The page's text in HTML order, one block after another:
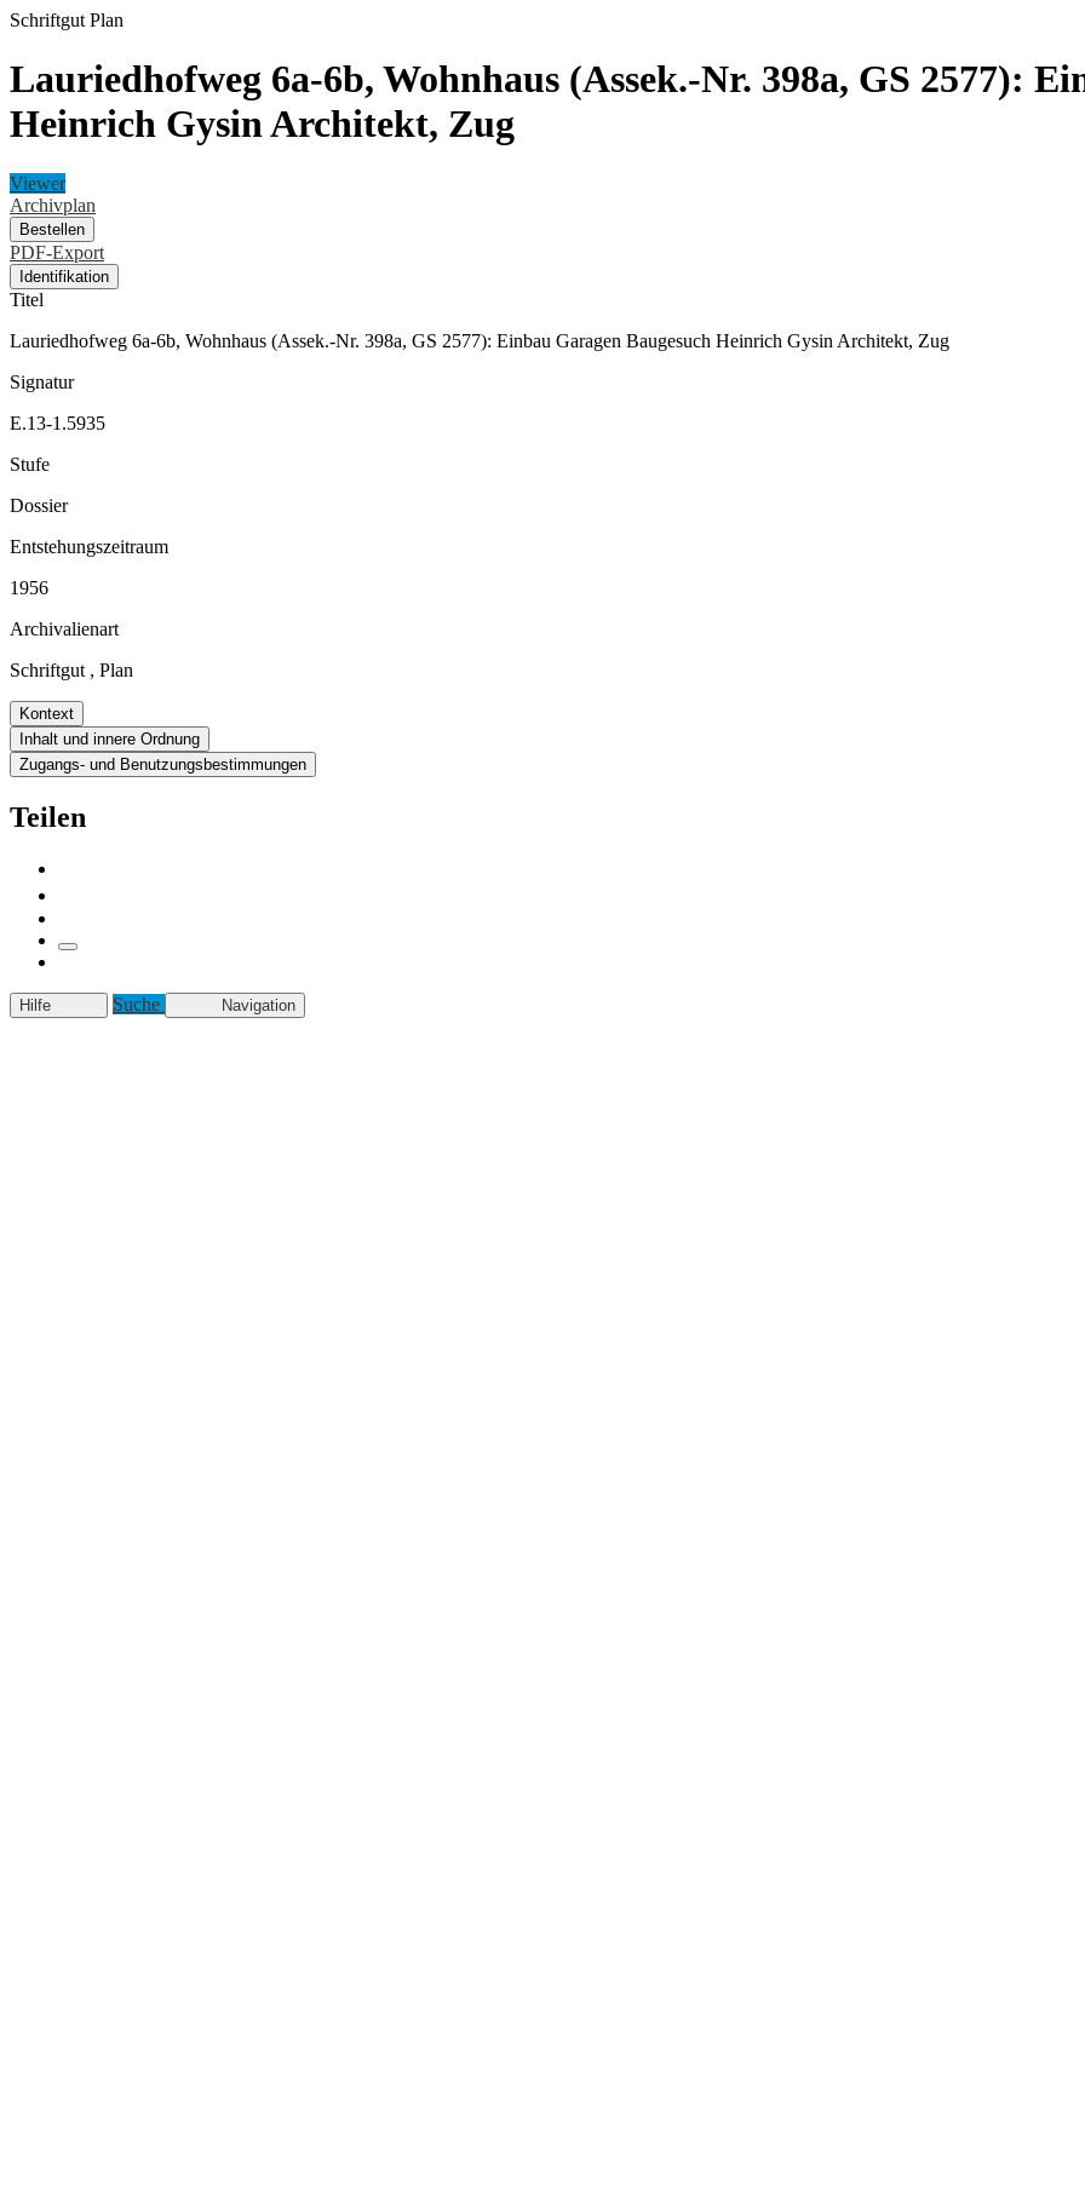
Schriftgut Plan
Lauriedhofweg 6a-6b, Wohnhaus (Assek.-Nr. 398a, GS 2577):
Heinrich Gysin Architekt, Zug
Viewer
Archivplan
Bestellen
PDF-Export
Identifikation
Titel
Lauriedhofweg 6a-6b, Wohnhaus (Assek.-Nr. 398a, GS 2577): Einbau Garagen Baugesuch Heinrich Gysin Architekt, Zug
Signatur
E.13-1.5935
Stufe
Dossier
Entstehungszeitraum
1956
Archivalienart
Schriftgut , Plan
Kontext
Inhalt und innere Ordnung
Zugangs- und Benutzungsbestimmungen
Teilen
Hilfe Suche Navigation